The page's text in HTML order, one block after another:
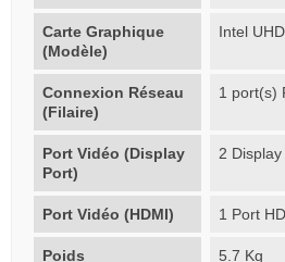
Carte Graphique
(Modèle)
Intel
Connexion Réseau
(Filaire)
1 port(s)
Port Vidéo (Display
Port)
2
Port Vidéo (HDMI) 1 Port
Poids 5.7 Kg